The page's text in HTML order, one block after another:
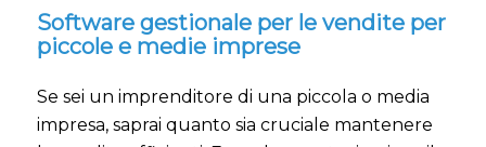
Software gestionale per le vendite per
piccole e medie imprese
Se sei un imprenditore di una piccola o media
impresa, saprai quanto sia cruciale mantenere